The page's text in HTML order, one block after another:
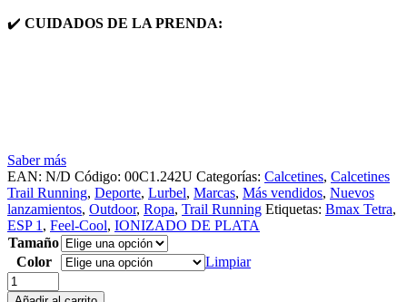
✔️ CUIDADOS DE LA PRENDA:
Saber más
EAN: N/D Código: 00C1.242U Categorías: Calcetines, Calcetines
Trail Running, Deporte, Lurbel, Marcas, Más vendidos, Nuevos
lanzamientos, Outdoor, Ropa, Trail Running Etiquetas: Bmax Tetra,
ESP 1 , Feel-Cool, IONIZADO DE PLATA
Tamaño
Color
Limpiar
Quantity